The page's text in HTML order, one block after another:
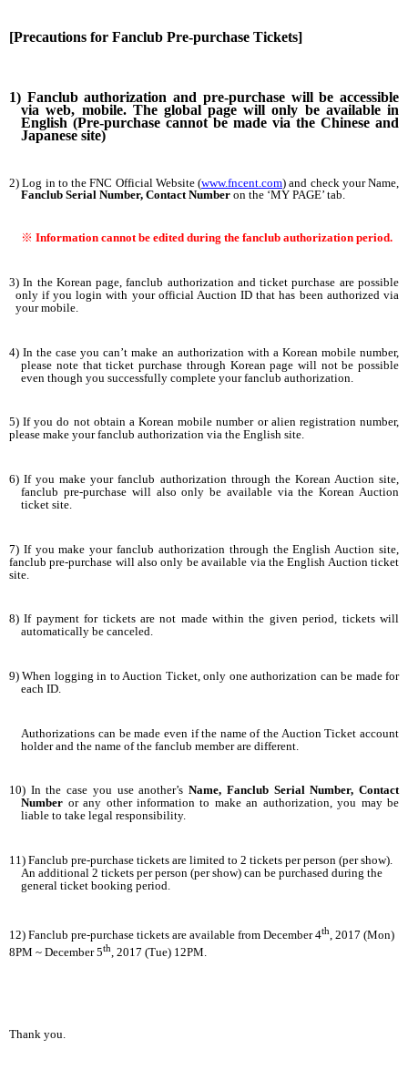
[Precautions for Fanclub Pre-purchase Tickets]
1) Fanclub authorization and pre-purchase will be accessible
via web, mobile. The global page will only be available in
English (Pre-purchase cannot be made via the Chinese and
Japanese site)
2) Log in to the FNC Official Website (www.fncent.com) and check your Name,
Fanclub Serial Number, Contact Numberon the ‘MY PAGE’ tab.
※Information cannot be edited during the fanclub authorization period.
3) In the Korean page, fanclub authorization and ticket purchase are possible
only if you login with your official Auction ID that has been authorized via
your mobile.
4) In the case you can’t make an authorization with a Korean mobile number,
please note that ticket purchase through Korean page will not be possible
even though you successfully complete your fanclub authorization.
5) If you do not obtain a Korean mobile number or alien registration number,
please make your fanclub authorization via the English site.
6) If you make your fanclub authorization through the Korean Auction site,
fanclub pre-purchase will also only be available via the Korean Auction
ticket site.
7) If you make your fanclub authorization through the English Auction site,
fanclub pre-purchase will also only be available via the English Auction ticket
site.
8) If payment for tickets are not made within the given period, tickets will
automatically be canceled.
9) When logging in to Auction Ticket, only one authorization can be made for
each ID.
Authorizations can be made even if the name of the Auction Ticket account
holder and the name of the fanclub member are different.
10) In the case you use another’sName, Fanclub Serial Number, Contact
Number or any other information to make an authorization, you may be
liable to take legal responsibility.
11) Fanclub pre-purchase tickets are limited to 2 tickets per person (per show).
An additional 2 tickets per person (per show) can be purchased during the
general ticket booking period.
12) Fanclub pre-purchase tickets are available from December 4th , 2017 (Mon)
8PM ~ December 5th, 2017 (Tue) 12PM.
Thank you.